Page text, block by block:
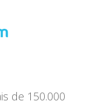
de 150.000